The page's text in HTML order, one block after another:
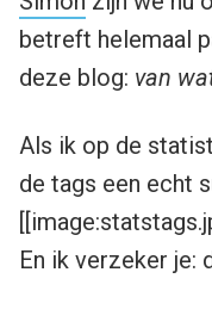
betreft helemaal
deze blog: van
Als ik op de
de tags een echt
En ik verzeker je: